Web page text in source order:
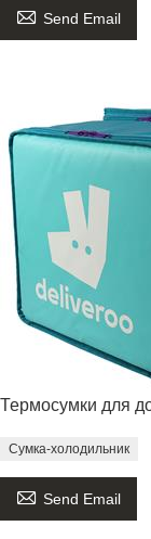
 Send Email
Термосумки для
Сумка-холодильник
 Send Email